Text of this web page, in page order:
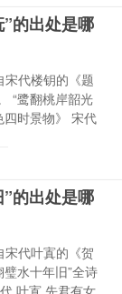
的出处是哪
宋代楼钥的《题
“鹭翻桃岸韶光
四时景物》 宋代
的出处是哪
宋代叶寘的《贺
水十年旧”全诗